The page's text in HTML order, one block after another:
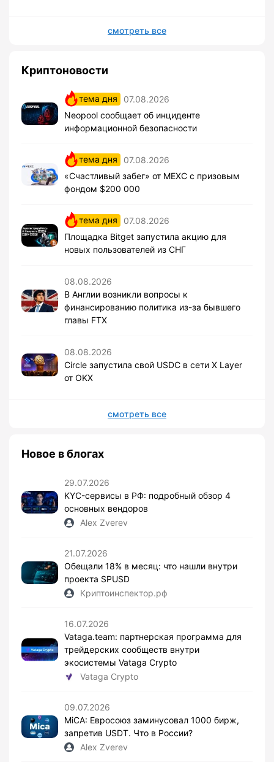
смотреть все
Криптоновости
тема дня
07.08.2026
Neopool сообщает об инциденте
информационной безопасности
тема дня
07.08.2026
«Счастливый забег» от MEXC с призовым
фондом $200 000
тема дня
07.08.2026
Площадка Bitget запустила акцию для
новых пользователей из СНГ
08.08.2026
В Англии возникли вопросы к
финансированию политика из-за бывшего
главы FTX
08.08.2026
Circle запустила свой USDC в сети X Layer
от OKX
смотреть все
Новое в блогах
29.07.2026
KYC-сервисы в РФ: подробный обзор 4
основных вендоров
Alex Zverev
21.07.2026
Обещали 18% в месяц: что нашли внутри
проекта SPUSD
Криптоинспектор.рф
16.07.2026
Vataga.team: партнерская программа для
трейдерских сообществ внутри
экосистемы Vataga Crypto
Vataga Crypto
09.07.2026
MiCA: Евросоюз заминусовал 1000 бирж,
запретив USDT. Что в России?
Alex Zverev